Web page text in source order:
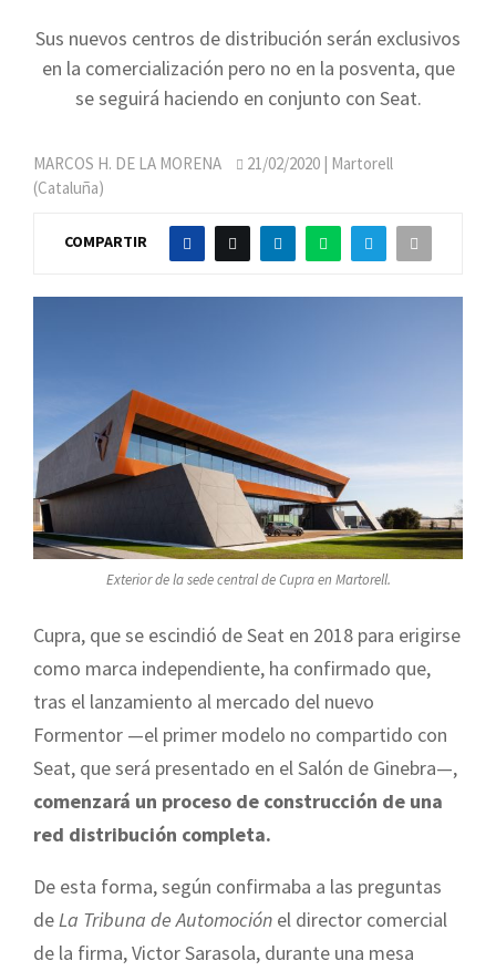
Sus nuevos centros de distribución serán exclusivos
en la comercialización pero no en la posventa, que
se seguirá haciendo en conjunto con Seat.
MARCOS H. DE LA MORENA 21/02/2020 | Martorell
(Cataluña)
COMPARTIR
Exterior de la sede central de Cupra en Martorell.
Cupra, que se escindió de Seat en 2018 para erigirse
como marca independiente, ha confirmado que,
tras el lanzamiento al mercado del nuevo
Formentor —el primer modelo no compartido con
Seat, que será presentado en el Salón de Ginebra—,
comenzará un proceso de construcción de una
red distribución completa.
De esta forma, según confirmaba a las preguntas
deLa Tribuna de Automoción el director comercial
de la firma, Victor Sarasola, durante una mesa